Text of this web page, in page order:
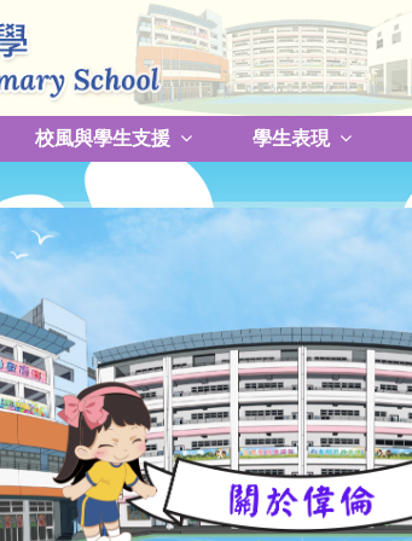
校風與學生支援 學生表現